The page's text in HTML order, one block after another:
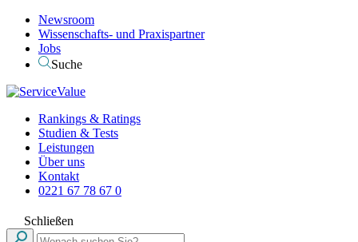
Newsroom
Wissenschafts- und Praxispartner
Jobs
Suche
Rankings & Ratings
Studien & Tests
Leistungen
Über uns
Kontakt
0221 67 78 67 0
Schließen